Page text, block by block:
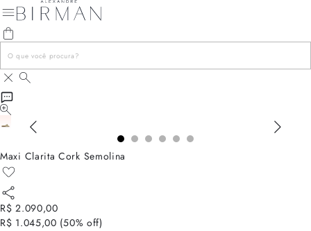
Maxi Clarita Cork Semolina
R$ 2.090,00
R$ 1.045,00 (50% off)